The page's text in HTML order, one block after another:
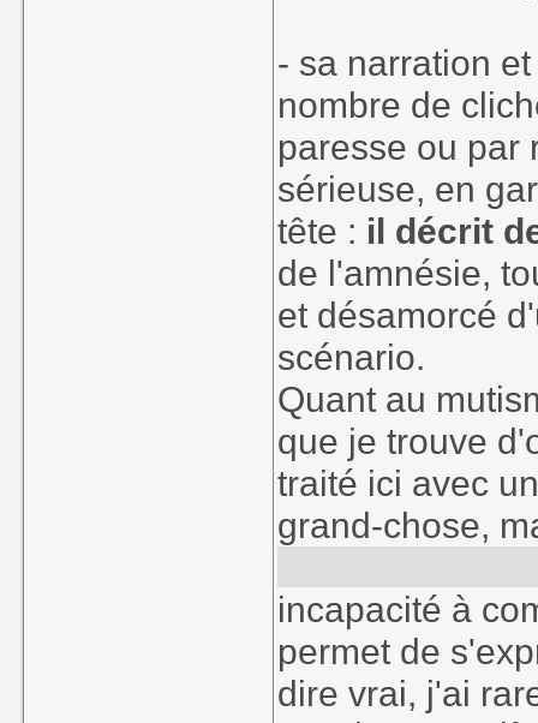
- sa narration
nombre de
paresse ou par
sérieuse, en
tête : il décrit
de l'amnésie,
et désamorcé
scénario.
Quant au
que je trouve
traité ici avec
grand-chose,
incapacité à
permet de
dire vrai, j'ai